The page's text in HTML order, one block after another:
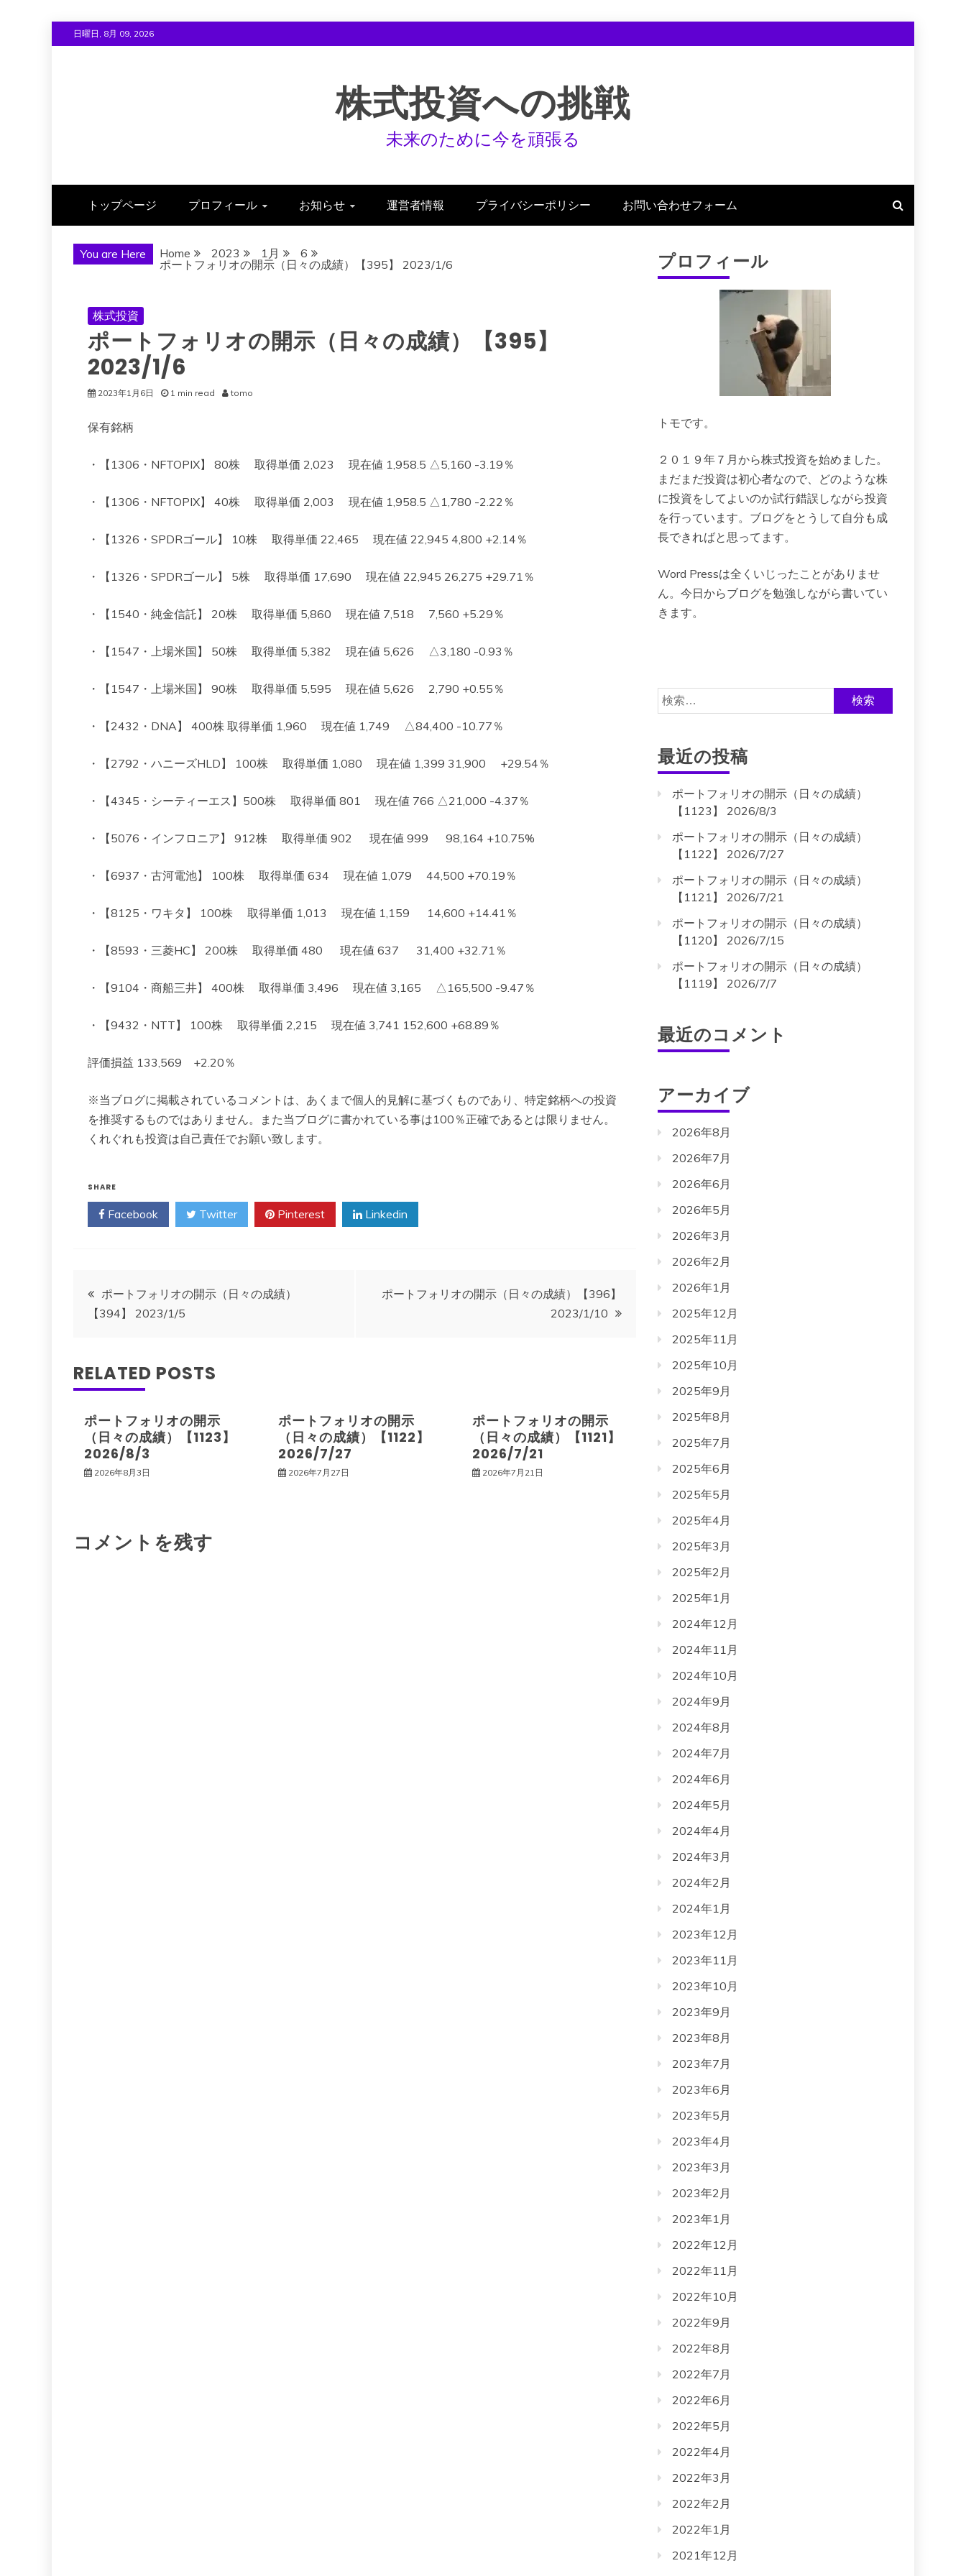
to
日曜日, 8月 09, 2026
株式投資への挑戦
未来のために今を頑張る
トップページ プロフィール お知らせ 運営者情報 プライバシーポリシー お問い合わせフォーム
You are Here Home 2023 1月
6
ポートフォリオの開示（日々の成績）【395】 2023/1/6
株式投資
ポートフォリオの開示（日々の成績）【395】
2023/1/6
2023年1月6日 1 min read tomo
保有銘柄
・【1306・NFTOPIX】 80株 取得単価 2,023 現在値 1,958.5 △5,160 -3.19％
・【1306・NFTOPIX】 40株 取得単価 2,003 現在値 1,958.5 △1,780 -2.22％
・【1326・SPDRゴール】 10株 取得単価 22,465 現在値 22,945 4,800 +2.14％
・【1326・SPDRゴール】 5株 取得単価 17,690 現在値 22,945 26,275 +29.71％
・【1540・純金信託】 20株 取得単価 5,860 現在値 7,518 7,560 +5.29％
・【1547・上場米国】 50株 取得単価 5,382 現在値 5,626 △3,180 -0.93％
・【1547・上場米国】 90株 取得単価 5,595 現在値 5,626 2,790 +0.55％
・【2432・DNA】 400株 取得単価 1,960 現在値 1,749 △84,400 -10.77％
・【2792・ハニーズHLD】 100株 取得単価 1,080 現在値 1,399 31,900 +29.54％
・【4345・シーティーエス】500株 取得単価 801 現在値 766 △21,000 -4.37％
・【5076・インフロニア】 912株 取得単価 902 現在値 999 98,164 +10.75%
・【6937・古河電池】 100株 取得単価 634 現在値 1,079 44,500 +70.19％
・【8125・ワキタ】 100株 取得単価 1,013 現在値 1,159 14,600 +14.41％
・【8593・三菱HC】 200株 取得単価 480 現在値 637 31,400 +32.71％
・【9104・商船三井】 400株 取得単価 3,496 現在値 3,165 △165,500 -9.47％
・【9432・NTT】 100株 取得単価 2,215 現在値 3,741 152,600 +68.89％
評価損益 133,569 +2.20％
※当ブログに掲載されているコメントは、あくまで個人的見解に基づくものであり、特定銘柄への投資
を推奨するものではありません。また当ブログに書かれている事は100％正確であるとは限りません。
くれぐれも投資は自己責任でお願い致します。
SHARE
Facebook Twitter Pinterest Linkedin
投
稿
ナ
ゲ
ー
ョ
ポートフォリオの開示（日々の成績）
【394】 2023/1/5
ポートフォリオの開示（日々の成績）【396】
2023/1/10
RELATED POSTS
ポートフォリオの開示
（日々の成績）【1123】
2026/8/3
2026年8月3日
ポートフォリオの開示
（日々の成績）【1122】
2026/7/27
2026年7月27日
ポートフォリオの開示
（日々の成績）【1121】
2026/7/21
2026年7月21日
コメントを残す
プロフィール
トモです。
２０１９年７月から株式投資を始めました。
まだまだ投資は初心者なので、どのような株
に投資をしてよいのか試行錯誤しながら投資
を行っています。ブログをとうして自分も成
長できればと思ってます。
Word Pressは全くいじったことがありませ
ん。今日からブログを勉強しながら書いてい
きます。
検
索:
最近の投稿
ポートフォリオの開示（日々の成績）
【1123】 2026/8/3
ポートフォリオの開示（日々の成績）
【1122】 2026/7/27
ポートフォリオの開示（日々の成績）
【1121】 2026/7/21
ポートフォリオの開示（日々の成績）
【1120】 2026/7/15
ポートフォリオの開示（日々の成績）
【1119】 2026/7/7
最近のコメント
アーカイブ
2026年8月
2026年7月
2026年6月
2026年5月
2026年3月
2026年2月
2026年1月
2025年12月
2025年11月
2025年10月
2025年9月
2025年8月
2025年7月
2025年6月
2025年5月
2025年4月
2025年3月
2025年2月
2025年1月
2024年12月
2024年11月
2024年10月
2024年9月
2024年8月
2024年7月
2024年6月
2024年5月
2024年4月
2024年3月
2024年2月
2024年1月
2023年12月
2023年11月
2023年10月
2023年9月
2023年8月
2023年7月
2023年6月
2023年5月
2023年4月
2023年3月
2023年2月
2023年1月
2022年12月
2022年11月
2022年10月
2022年9月
2022年8月
2022年7月
2022年6月
2022年5月
2022年4月
2022年3月
2022年2月
2022年1月
2021年12月